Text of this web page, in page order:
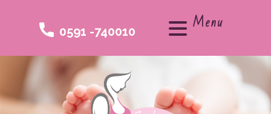
Menu
0591 -740010